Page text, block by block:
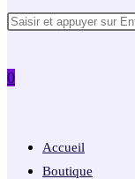
Rechercher
site
0
Accueil
Boutique